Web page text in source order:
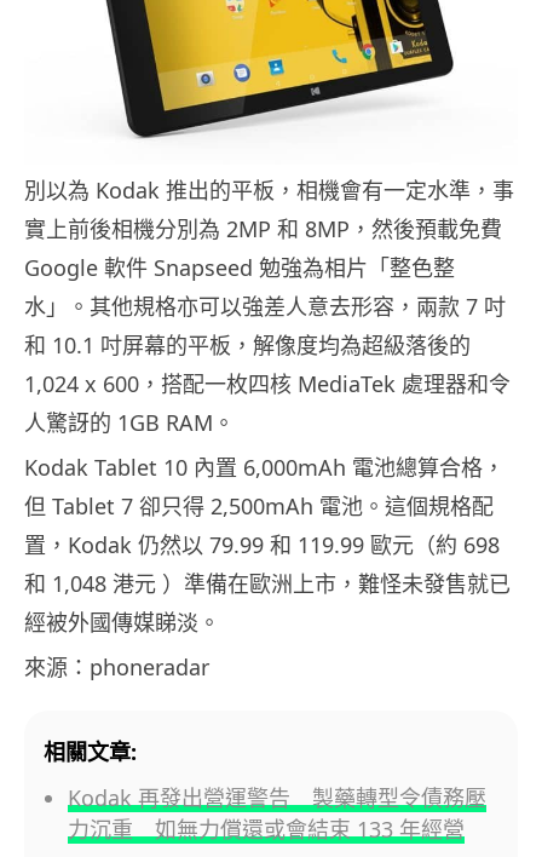
別以為 Kodak 推出的平板，相機會有一定水準，事
實上前後相機分別為 2MP 和 8MP，然後預載免費
Google 軟件 Snapseed 勉強為相片「整色整
水」。其他規格亦可以強差人意去形容，兩款 7 吋
和 10.1 吋屏幕的平板，解像度均為超級落後的
1,024 x 600，搭配一枚四核 MediaTek 處理器和令
人驚訝的 1GB RAM。
Kodak Tablet 10 內置 6,000mAh 電池總算合格，
但 Tablet 7 卻只得 2,500mAh 電池。這個規格配
置，Kodak 仍然以 79.99 和 119.99 歐元（約 698
和 1,048 港元 ）準備在歐洲上市，難怪未發售就已
經被外國傳媒睇淡。
來源：phoneradar
相關文章:
Kodak 再發出營運警告 製藥轉型令債務壓
力沉重 如無力償還或會結束 133 年經營